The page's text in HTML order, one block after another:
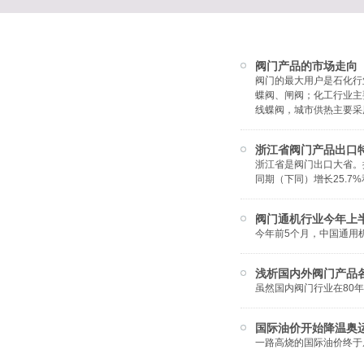
阀门产品的市场走向
阀门的最大用户是石化
蝶阀、闸阀；化工行业
线蝶阀，城市供热主要
浙江省阀门产品出口
浙江省是阀门出口大省
同期（下同）增长
阀门通机行业今年上
今年前5个月，中国通用
浅析国内外阀门产品
虽然国内阀门行业在80
国际油价开始降温奥
一路高烧的国际油价终